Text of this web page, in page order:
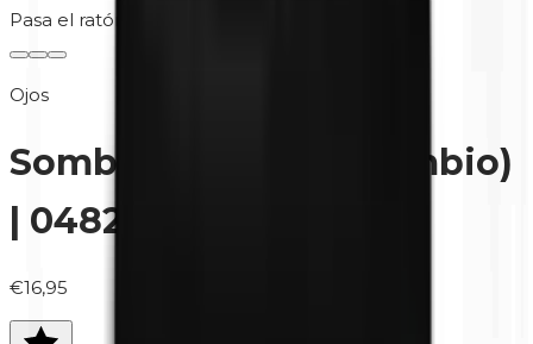
Pasa el ratón para ampliar
Ojos
Sombra de ojos (recambio)
| 0482 Sky
€16,95